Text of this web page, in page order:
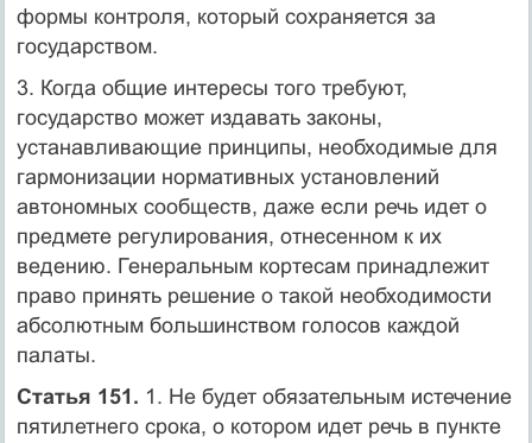
формы контроля, который сохраняется за
государством.
3. Когда общие интересы того требуют,
государство может издавать законы,
устанавливающие принципы, необходимые для
гармонизации нормативных установлений
автономных сообществ, даже если речь идет о
предмете регулирования, отнесенном к их
ведению. Генеральным кортесам принадлежит
право принять решение о такой необходимости
абсолютным большинством голосов каждой
палаты.
Статья 151. 1. Не будет обязательным истечение
пятилетнего срока, о котором идет речь в пункте